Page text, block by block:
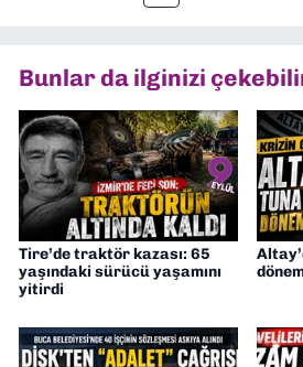
müdürü olarak görev
Gazetesi'nde
Bunlar da ilginizi
Tire’de traktör kazası: 65
yaşındaki sürücü yaşamını
yitirdi